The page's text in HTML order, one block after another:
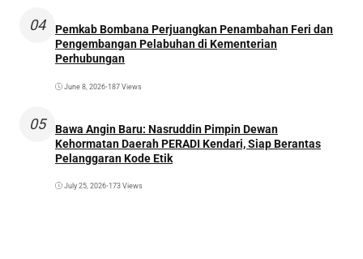
04
Pemkab Bombana Perjuangkan Penambahan Feri dan
Pengembangan Pelabuhan di Kementerian
Perhubungan
June 8, 2026•187 Views
05
Bawa Angin Baru: Nasruddin Pimpin Dewan
Kehormatan Daerah PERADI Kendari, Siap Berantas
Pelanggaran Kode Etik
July 25, 2026•173 Views